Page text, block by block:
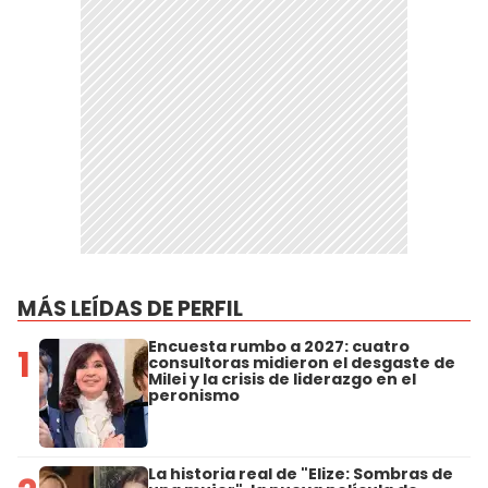
MÁS LEÍDAS DE PERFIL
1 Encuesta rumbo a 2027: cuatro
consultoras midieron el desgaste de
Milei y la crisis de liderazgo en el
peronismo
La historia real de "Elize: Sombras de